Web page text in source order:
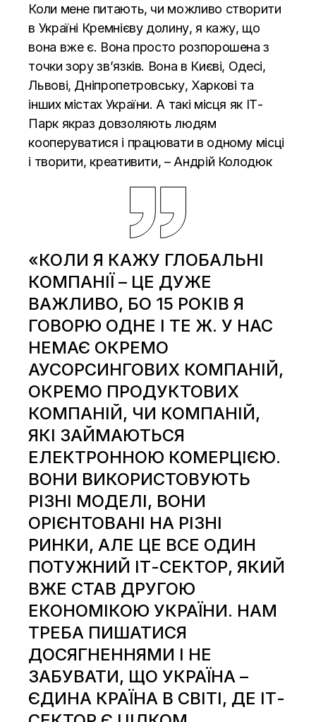
Коли мене питають, чи можливо створити
в Україні Кремнієву долину, я кажу, що
вона вже є. Вона просто розпорошена з
точки зору зв’язків. Вона в Києві, Одесі,
Львові, Дніпропетровську, Харкові та
інших містах України. А такі місця як ІТ-
Парк якраз довзоляють людям
кооперуватися і працювати в одному місці
і творити, креативити, – Андрій Колодюк
«КОЛИ Я КАЖУ ГЛОБАЛЬНІ
КОМПАНІЇ – ЦЕ ДУЖЕ
ВАЖЛИВО, БО 15 РОКІВ Я
ГОВОРЮ ОДНЕ І ТЕ Ж. У НАС
НЕМАЄ ОКРЕМО
АУСОРСИНГОВИХ КОМПАНІЙ,
ОКРЕМО ПРОДУКТОВИХ
КОМПАНІЙ, ЧИ КОМПАНІЙ,
ЯКІ ЗАЙМАЮТЬСЯ
ЕЛЕКТРОННОЮ КОМЕРЦІЄЮ.
ВОНИ ВИКОРИСТОВУЮТЬ
РІЗНІ МОДЕЛІ, ВОНИ
ОРІЄНТОВАНІ НА РІЗНІ
РИНКИ, АЛЕ ЦЕ ВСЕ ОДИН
ПОТУЖНИЙ ІТ-СЕКТОР, ЯКИЙ
ВЖЕ СТАВ ДРУГОЮ
ЕКОНОМІКОЮ УКРАЇНИ. НАМ
ТРЕБА ПИШАТИСЯ
ДОСЯГНЕННЯМИ І НЕ
ЗАБУВАТИ, ЩО УКРАЇНА –
ЄДИНА КРАЇНА В СВІТІ, ДЕ ІТ-